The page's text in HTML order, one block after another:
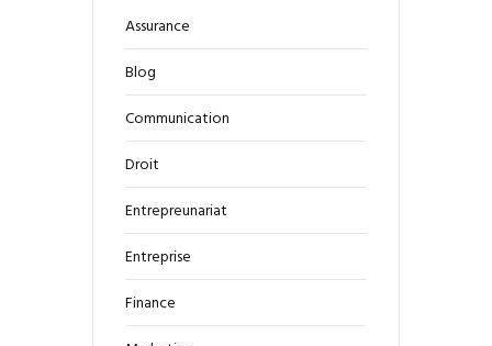
Assurance
Blog
Communication
Droit
Entrepreunariat
Entreprise
Finance